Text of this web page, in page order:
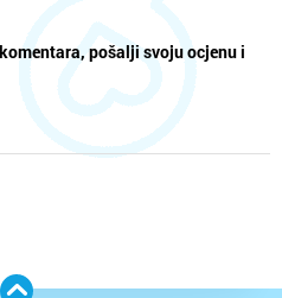
pošalji svoju ocjenu i